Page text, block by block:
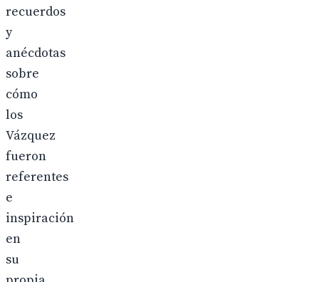
recuerdos
y
anécdotas
sobre
cómo
los
Vázquez
fueron
referentes
e
inspiración
en
su